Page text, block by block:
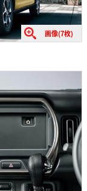
画像(7枚)